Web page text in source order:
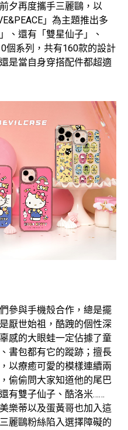
夕再度攜手三麗鷗，以
」為主題推出多
、還有「雙星仙子」、
個系列，共有160款的設計
是當自身穿搭配件都超適
參與手機殼合作，總是擺
厭世始祖，酷跩的個性深
感的大眼蛙一定佔據了童
書包都有它的蹤跡；擅長
以療癒可愛的模樣連續兩
偷偷問大家知道他的尾巴
有雙子仙子、酷洛米……
樂蒂以及蛋黃哥也加入這
麗鷗粉絲陷入選擇障礙的